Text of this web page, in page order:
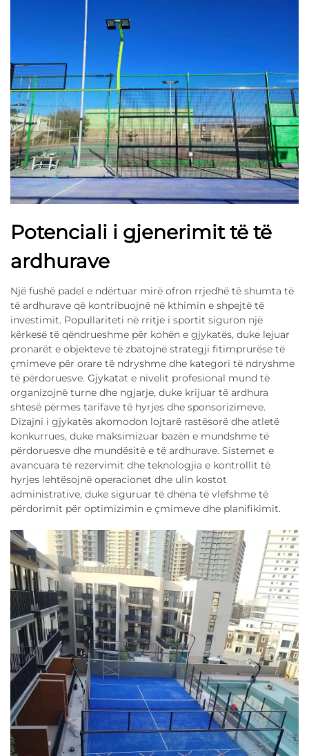
Potenciali i gjenerimit të të
ardhurave
Një fushë padel e ndërtuar mirë ofron rrjedhë të shumta të
të ardhurave që kontribuojnë në kthimin e shpejtë të
investimit. Popullariteti në rritje i sportit siguron një
kërkesë të qëndrueshme për kohën e gjykatës, duke lejuar
pronarët e objekteve të zbatojnë strategji fitimprurëse të
çmimeve për orare të ndryshme dhe kategori të ndryshme
të përdoruesve. Gjykatat e nivelit profesional mund të
organizojnë turne dhe ngjarje, duke krijuar të ardhura
shtesë përmes tarifave të hyrjes dhe sponsorizimeve.
Dizajni i gjykatës akomodon lojtarë rastësorë dhe atletë
konkurrues, duke maksimizuar bazën e mundshme të
përdoruesve dhe mundësitë e të ardhurave. Sistemet e
avancuara të rezervimit dhe teknologjia e kontrollit të
hyrjes lehtësojnë operacionet dhe ulin kostot
administrative, duke siguruar të dhëna të vlefshme të
përdorimit për optimizimin e çmimeve dhe planifikimit.